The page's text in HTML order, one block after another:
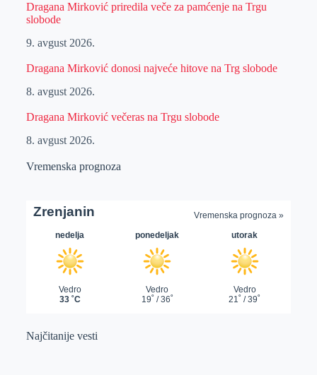
Dragana Mirković priredila veče za pamćenje na Trgu
slobode
9. avgust 2026.
Dragana Mirković donosi najveće hitove na Trg slobode
8. avgust 2026.
Dragana Mirković večeras na Trgu slobode
8. avgust 2026.
Vremenska prognoza
Najčitanije vesti